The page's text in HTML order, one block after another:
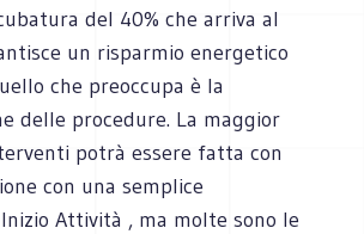
del 40% che arriva al
un risparmio energetico
che preoccupa è la
delle procedure. La maggior
potrà essere fatta con
con una semplice
Attività , ma molte sono le